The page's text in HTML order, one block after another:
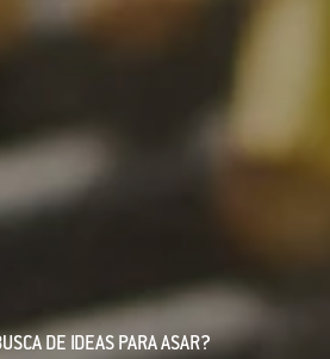
DE IDEAS PARA ASAR?